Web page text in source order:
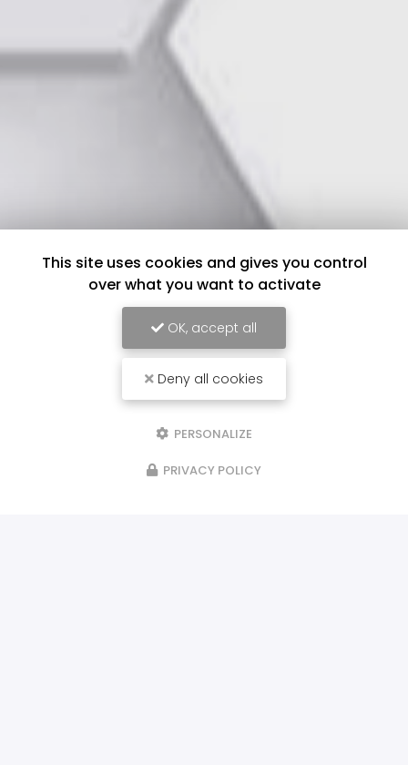
This site uses cookies and gives you control
over what you want to activate
OK, accept all
Deny all cookies
PERSONALIZE
PRIVACY POLICY